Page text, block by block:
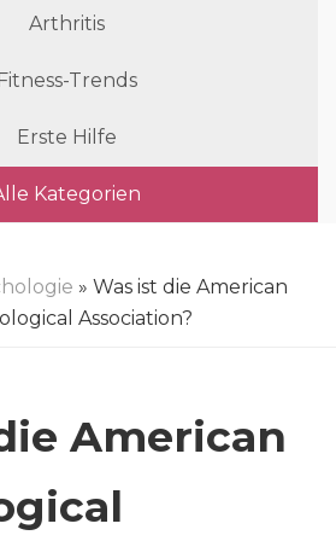
Arthritis
Trends
Erste Hilfe
Kategorien
» Was ist die American
Association?
American